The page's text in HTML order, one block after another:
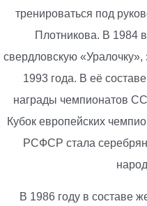
тренироваться под
Плотникова. В 1984
свердловскую
1993 года. В её
награды чемпионатов
Кубок европейских
РСФСР стала
В 1986 году в составе